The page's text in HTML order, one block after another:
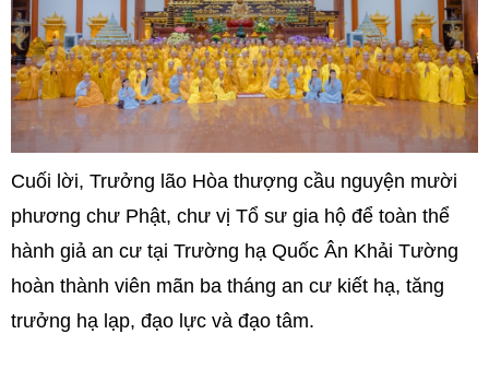
Cuối lời, Trưởng lão Hòa thượng cầu nguyện mười
phương chư Phật, chư vị Tổ sư gia hộ để toàn thể
hành giả an cư tại Trường hạ Quốc Ân Khải Tường
hoàn thành viên mãn ba tháng an cư kiết hạ, tăng
trưởng hạ lạp, đạo lực và đạo tâm.